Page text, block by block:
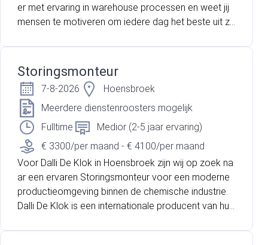
er met ervaring in warehouse processen en weet jij
mensen te motiveren om iedere dag het beste uit zi
arehouse Management en krijg je energie van het ve
rbeteren van logistieke processen? Dan zijn wij op z
oek naar jou! Pregis is een internationale marktleider
op het gebied van beschermende verpakkingsoplos
singen. Binnen de moderne warehouseomgeving sta
an veiligheid, kwaliteit, samenwerking en continue ve
rbetering centraal. Als Supervisor Logistiek speel jij e
en belangrijke rol in het dagelijks aansturen van het
warehouse en het realiseren van de operationele do
elstellingen.
Storingsmonteur
7-8-2026
Hoensbroek
Meerdere dienstenroosters mogelijk
Fulltime
Medior (2-5 jaar ervaring)
€ 3300/per maand - € 4100/per maand
Voor Dalli De Klok in Hoensbroek zijn wij op zoek na
ar een ervaren Storingsmonteur voor een moderne
productieomgeving binnen de chemische industrie.
Dalli De Klok is een internationale producent van huis
erdeel uit van een sterke Europese organisatie. Binn